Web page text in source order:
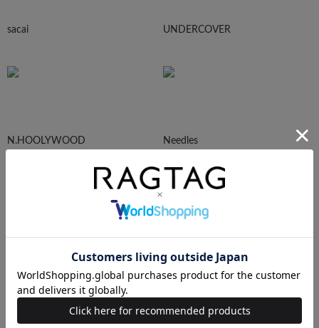
sacai UNDERCOVER
N.HOOLYWOOD Needles
HUMAN MADE